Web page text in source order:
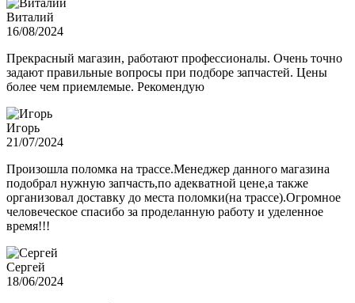
Виталий
16/08/2024
Прекрасный магазин, работают профессионалы. Очень точно
задают правильные вопросы при подборе запчастей. Цены
более чем приемлемые. Рекомендую
Игорь
21/07/2024
Произошла поломка на трассе.Менеджер данного магазина
подобрал нужную запчасть,по адекватной цене,а также
организовал доставку до места поломки(на трассе).Огромное
человеческое спасибо за проделанную работу и уделенное
время!!!
Сергей
18/06/2024